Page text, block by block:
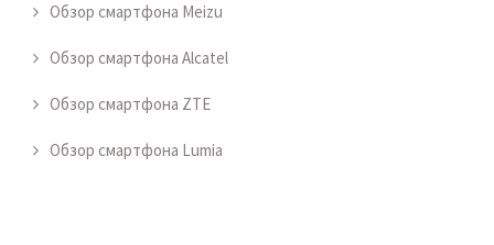
Обзор смартфона Meizu
Обзор смартфона Alcatel
Обзор смартфона ZTE
Обзор смартфона Lumia